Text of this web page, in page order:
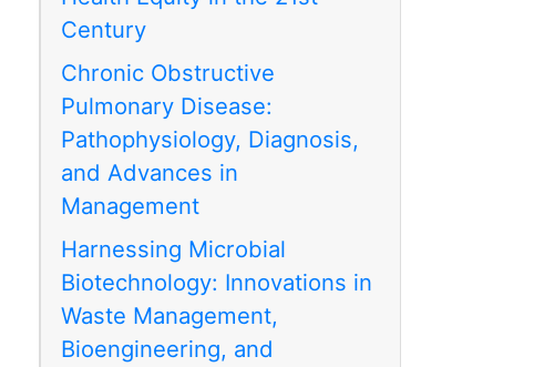
Century
Chronic Obstructive
Pulmonary Disease:
Pathophysiology, Diagnosis,
and Advances in
Management
Harnessing Microbial
Biotechnology: Innovations in
Waste Management,
Bioengineering, and